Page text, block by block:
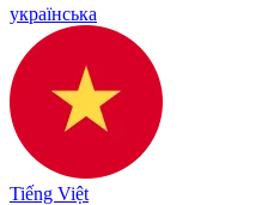
українська
Tiếng Việt